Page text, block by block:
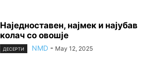
Наједноставен, најмек и најубав
колач со овошје
ДЕСЕРТИ NMD - May 12, 2025